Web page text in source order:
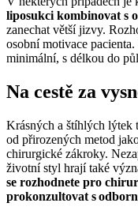
liposukci kombinovat s
zanechat větší jizvy.
osobní motivace
minimální, s délkou do
Na cestě za
Krásných a štíhlých lýtek
od přirozených metod
chirurgické zákroky.
životní styl hrají také
se rozhodnete pro
prokonzultovat s